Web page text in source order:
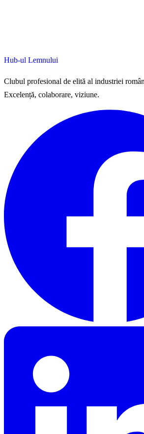
Hub-ul Lemnului
Clubul profesional de elită al industriei
Excelență, colaborare, viziune.